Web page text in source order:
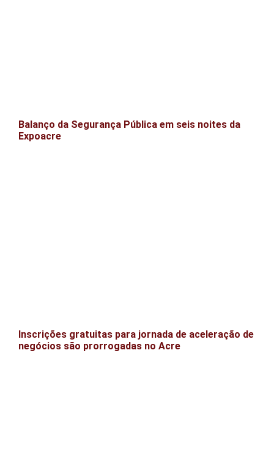
Balanço da Segurança Pública em seis noites da
Expoacre
Inscrições gratuitas para jornada de aceleração de
negócios são prorrogadas no Acre